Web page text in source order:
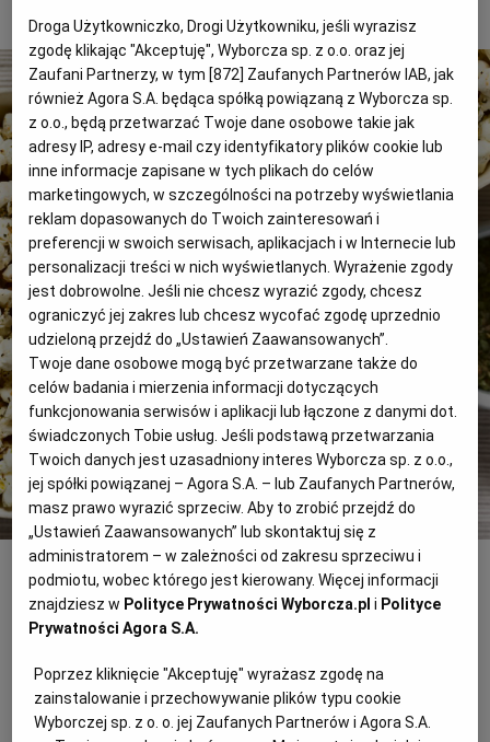
ŁÓDŹ
OLSZTYN
OPOLE
PŁOCK
POZNAŃ
RADOM
RYBNIK
RZESZÓW
SOSNOWIEC
SZCZECIN
KULTURALNYSKLEP.PL
DZIECKO
ZDROWIE
POGODA
PODRÓŻE
WIDEO
FORUM
Popcorn z parmezanem i ziołamishutterstock
Dla 4 osób
Przygotowanie: 5 minut
Popcorn z parmezanem i ziołami –
Droga Użytkowniczko, Drogi Użytkowniku, jeśli wyrazisz
zgodę klikając "Akceptuję", Wyborcza sp. z o.o. oraz jej
Zaufani Partnerzy, w tym [872] Zaufanych Partnerów IAB, jak
również Agora S.A. będąca spółką powiązaną z Wyborcza sp.
z o.o., będą przetwarzać Twoje dane osobowe takie jak
adresy IP, adresy e-mail czy identyfikatory plików cookie lub
inne informacje zapisane w tych plikach do celów
marketingowych, w szczególności na potrzeby wyświetlania
reklam dopasowanych do Twoich zainteresowań i
preferencji w swoich serwisach, aplikacjach i w Internecie lub
personalizacji treści w nich wyświetlanych. Wyrażenie zgody
jest dobrowolne. Jeśli nie chcesz wyrazić zgody, chcesz
ograniczyć jej zakres lub chcesz wycofać zgodę uprzednio
udzieloną przejdź do „Ustawień Zaawansowanych”.
Twoje dane osobowe mogą być przetwarzane także do
celów badania i mierzenia informacji dotyczących
funkcjonowania serwisów i aplikacji lub łączone z danymi dot.
świadczonych Tobie usług. Jeśli podstawą przetwarzania
Twoich danych jest uzasadniony interes Wyborcza sp. z o.o.,
jej spółki powiązanej – Agora S.A. – lub Zaufanych Partnerów,
masz prawo wyrazić sprzeciw. Aby to zrobić przejdź do
„Ustawień Zaawansowanych” lub skontaktuj się z
administratorem – w zależności od zakresu sprzeciwu i
podmiotu, wobec którego jest kierowany. Więcej informacji
znajdziesz w Polityce Prywatności Wyborcza.pl i Polityce
Prywatności Agora S.A.
Poprzez kliknięcie "Akceptuję" wyrażasz zgodę na
zainstalowanie i przechowywanie plików typu cookie
Wyborczej sp. z o. o. jej Zaufanych Partnerów i Agora S.A.